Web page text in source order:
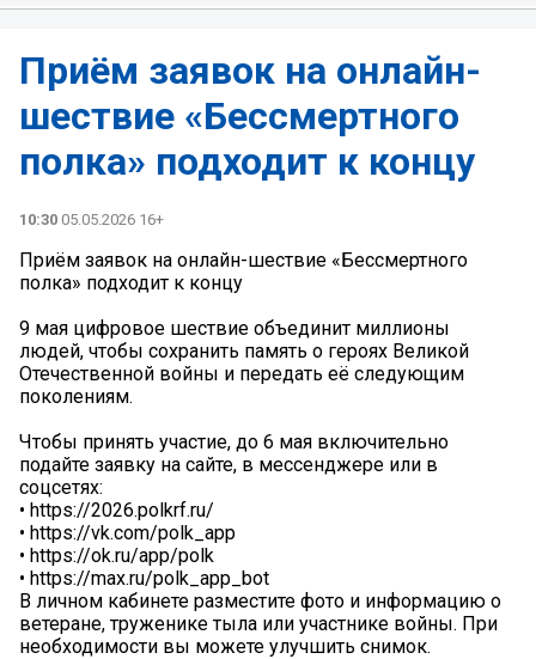
Приём заявок на онлайн-
шествие «Бессмертного
полка» подходит к концу
10:30 05.05.2026 16+
Приём заявок на онлайн-шествие «Бессмертного
полка» подходит к концу
9 мая цифровое шествие объединит миллионы
людей, чтобы сохранить память о героях Великой
Отечественной войны и передать её следующим
поколениям.
Чтобы принять участие, до 6 мая включительно
подайте заявку на сайте, в мессенджере или в
соцсетях:
• https://2026.polkrf.ru/
• https://vk.com/polk_app
• https://ok.ru/app/polk
• https://max.ru/polk_app_bot
В личном кабинете разместите фото и информацию о
ветеране, труженике тыла или участнике войны. При
необходимости вы можете улучшить снимок.